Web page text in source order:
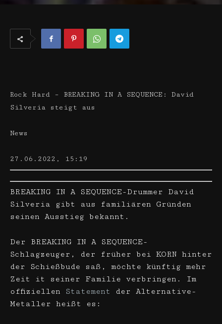
Rock Hard – BREAKING IN A SEQUENCE: David
Silveria steigt aus
News
27.06.2022, 15:19
BREAKING IN A SEQUENCE-Drummer David
Silveria gibt aus familiären Gründen
seinen Ausstieg bekannt.
Der BREAKING IN A SEQUENCE-
Schlagzeuger, der früher bei KORN hinter
der Schießbude saß, möchte künftig mehr
Zeit it seiner Familie verbringen. Im
offiziellen
Statement
der Alternative-
Metaller heißt es: